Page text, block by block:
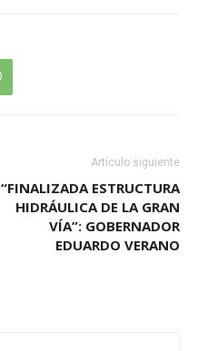
Artículo siguiente
“FINALIZADA ESTRUCTURA
HIDRÁULICA DE LA GRAN
VÍA”: GOBERNADOR
EDUARDO VERANO